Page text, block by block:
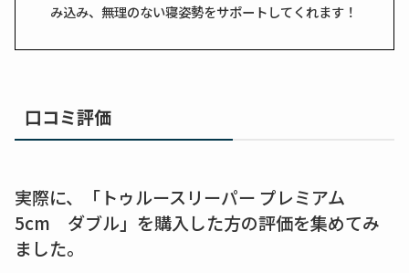
み込み、無理のない寝姿勢をサポートしてくれます！
口コミ評価
実際に、「トゥルースリーパー プレミアム
5cm ダブル」を購入した方の評価を集めてみ
ました。